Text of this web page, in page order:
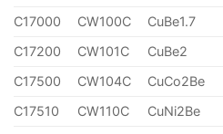
C17000
CW100C CuBe1.7
C17200
CW101C CuBe2
C17500
CW104C CuCo2Be
C17510
CW110C CuNi2Be